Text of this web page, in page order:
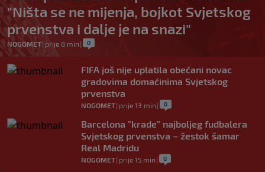
"Ništa se ne mijenja, bojkot Svjetskog
prvenstva i dalje je na snazi"
NOGOMET| prije 8 min | 0
FIFA još nije uplatila obećani novac
gradovima domaćinima Svjetskog
prvenstva
NOGOMET| prije 13 min | 0
Barcelona "krade" najboljeg fudbalera
Svjetskog prvenstva – žestok šamar
Real Madridu
NOGOMET| prije 15 min | 0